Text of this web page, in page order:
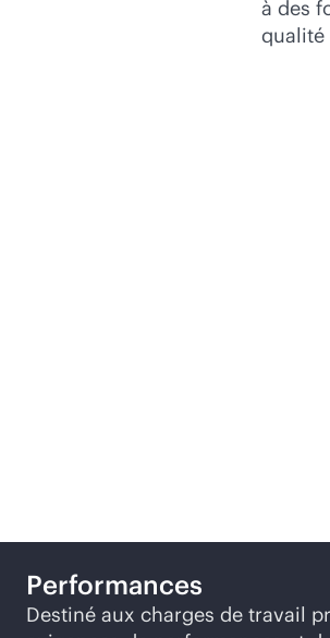
à des
qualité
Performances
Destiné aux charges de travail